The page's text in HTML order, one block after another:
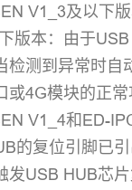
V1_3及以下
版本：由于
检测到异常时自
或4G模块的正常
V1_4和ED-
的复位引脚已
发USB HUB芯